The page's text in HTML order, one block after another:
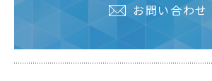
お問い合わせ